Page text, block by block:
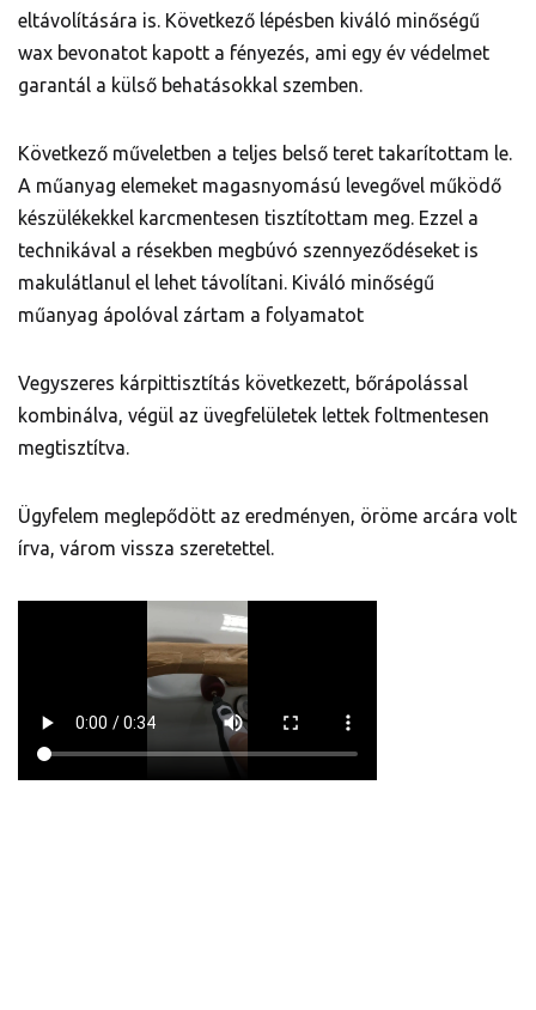
eltávolítására is. Következő lépésben kiváló minőségű
wax bevonatot kapott a fényezés, ami egy év védelmet
garantál a külső behatásokkal szemben.
Következő műveletben a teljes belső teret takarítottam le.
A műanyag elemeket magasnyomású levegővel működő
készülékekkel karcmentesen tisztítottam meg. Ezzel a
technikával a résekben megbúvó szennyeződéseket is
makulátlanul el lehet távolítani. Kiváló minőségű
műanyag ápolóval zártam a folyamatot
Vegyszeres kárpittisztítás következett, bőrápolással
kombinálva, végül az üvegfelületek lettek foltmentesen
megtisztítva.
Ügyfelem meglepődött az eredményen, öröme arcára volt
írva, várom vissza szeretettel.